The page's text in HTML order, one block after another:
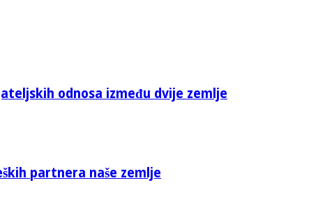
odnosa između dvije zemlje
partnera naše zemlje